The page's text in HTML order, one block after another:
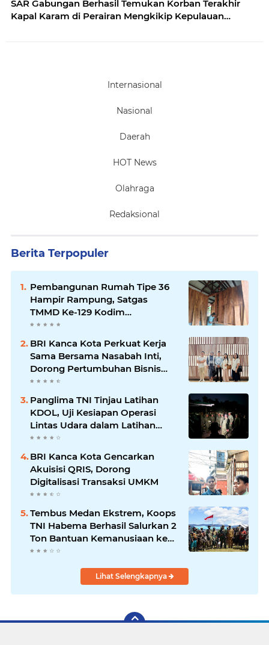
SAR Gabungan Berhasil Temukan Korban Terakhir
Kapal Karam di Perairan Mengkikip Kepulauan
Internasional
Nasional
Daerah
HOT News
Olahraga
Redaksional
Berita Terpopuler
Pembangunan Rumah Tipe 36
Hampir Rampung, Satgas
TMMD Ke-129 Kodim
1807/Sorong Selatan Wujudkan
Hunian Layak bagi Warga
BRI Kanca Kota Perkuat Kerja
Sama Bersama Nasabah Inti,
Dorong Pertumbuhan Bisnis
Berkelanjutan
Panglima TNI Tinjau Latihan
KDOL, Uji Kesiapan Operasi
Lintas Udara dalam Latihan
Terintegrasi TNI 2026
BRI Kanca Kota Gencarkan
Akuisisi QRIS, Dorong
Digitalisasi Transaksi UMKM
Tembus Medan Ekstrem, Koops
TNI Habema Berhasil Salurkan 2
Ton Bantuan Kemanusiaan ke
Tiga Distrik di Kabupaten
Lihat Selengkapnya